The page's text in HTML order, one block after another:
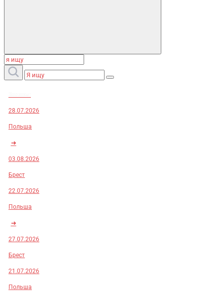
28.07.2026
Польша
➜
03.08.2026
Брест
22.07.2026
Польша
➜
27.07.2026
Брест
21.07.2026
Польша